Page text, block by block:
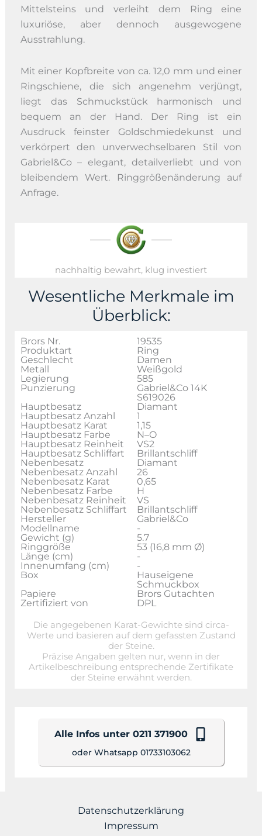
Mittelsteins und verleiht dem Ring eine
luxuriöse, aber dennoch ausgewogene
Ausstrahlung.
Mit einer Kopfbreite von ca. 12,0 mm und einer
Ringschiene, die sich angenehm verjüngt,
liegt das Schmuckstück harmonisch und
bequem an der Hand. Der Ring ist ein
Ausdruck feinster Goldschmiedekunst und
verkörpert den unverwechselbaren Stil von
Gabriel&Co – elegant, detailverliebt und von
bleibendem Wert. Ringgrößenänderung auf
Anfrage.
nachhaltig bewahrt, klug investiert
Wesentliche Merkmale im
Überblick:
Brors Nr.
19535
Produktart
Ring
Geschlecht
Damen
Metall
Weißgold
Legierung
585
Punzierung
Gabriel&Co 14K
S619026
Hauptbesatz
Diamant
Hauptbesatz Anzahl
1
Hauptbesatz Karat
1,15
Hauptbesatz Farbe
N–O
Hauptbesatz Reinheit
VS2
Hauptbesatz Schliffart
Brillantschliff
Nebenbesatz
Diamant
Nebenbesatz Anzahl
26
Nebenbesatz Karat
0,65
Nebenbesatz Farbe
H
Nebenbesatz Reinheit
VS
Nebenbesatz Schliffart
Brillantschliff
Hersteller
Gabriel&Co
Modellname
-
Gewicht (g)
5.7
Ringgröße
53 (16,8 mm Ø)
Länge (cm)
-
Innenumfang (cm)
-
Box
Hauseigene
Schmuckbox
Papiere
Brors Gutachten
Zertifiziert von
DPL
Die angegebenen Karat-Gewichte sind circa-
Werte und basieren auf dem gefassten Zustand
der Steine.
Präzise Angaben gelten nur, wenn in der
Artikelbeschreibung entsprechende Zertifikate
der Steine erwähnt werden.
Alle Infos unter 0211 371900
oder Whatsapp 01733103062
Datenschutzerklärung
Impressum